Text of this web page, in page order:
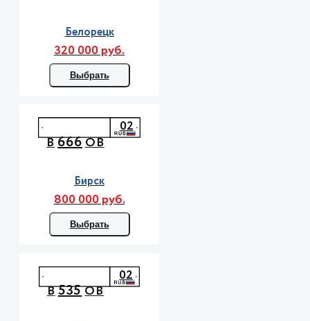
Белорецк
320 000 руб.
Выбрать
В666ОВ
02
Бирск
800 000 руб.
Выбрать
В535ОВ
02